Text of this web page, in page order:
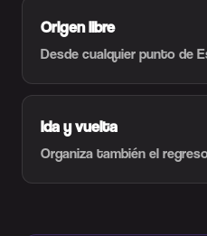
Origen libre
Desde cualquier punto de
Ida y vuelta
Organiza también el